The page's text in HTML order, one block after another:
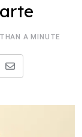
A MINUTE
Share
Email